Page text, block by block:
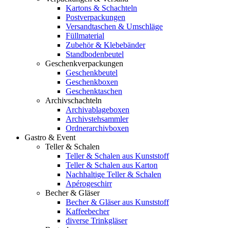
Kartons & Schachteln
Postverpackungen
Versandtaschen & Umschläge
Füllmaterial
Zubehör & Klebebänder
Standbodenbeutel
Geschenkverpackungen
Geschenkbeutel
Geschenkboxen
Geschenktaschen
Archivschachteln
Archivablageboxen
Archivstehsammler
Ordnerarchivboxen
Gastro & Event
Teller & Schalen
Teller & Schalen aus Kunststoff
Teller & Schalen aus Karton
Nachhaltige Teller & Schalen
Apérogeschirr
Becher & Gläser
Becher & Gläser aus Kunststoff
Kaffeebecher
diverse Trinkgläser